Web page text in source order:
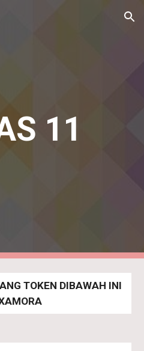
Skip to navigation
11
TOKEN DIBAWAH INI